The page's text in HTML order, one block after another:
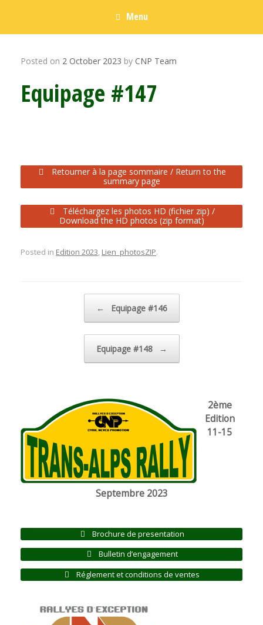
Menu
Posted on 2 October 2023 by CNP Team
Equipage #147
Retourner à la page sommaire / Return to the
summary page
Téléchargez les photos HD (fichier zip) /
Download the HD photos (zip format)
Posted in Edition 2023, Lien_photosZIP.
← Equipage #146
Equipage #148 →
2ème
Edition
11-15
Septembre 2023
Brochure de presentation
Bulletin d’engagement
Réglement et conditions de ventes